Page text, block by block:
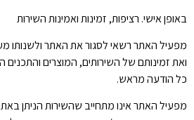
באופן אישי. רציפות, זמינות ואמינות השירות
מפעיל האתר רשאי לסגור את האתר ולשנותו
ואת זמינותם של השירותים, המוצרים והתכנים
כל הודעה מראש.
מפעיל האתר אינו מתחייב שהשירות הניתן